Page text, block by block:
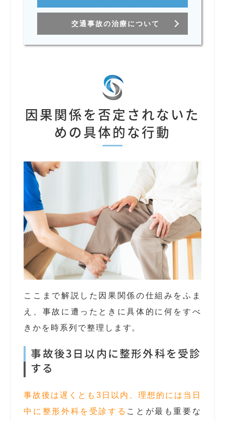
交通事故の治療について
因果関係を否定されないた
めの具体的な行動
ここまで解説した因果関係の仕組みをふま
え、事故に遭ったときに具体的に何をすべ
きかを時系列で整理します。
事故後3日以内に整形外科を受診
する
事故後は遅くとも3日以内、理想的には当日
中に整形外科を受診する ことが最も重要な